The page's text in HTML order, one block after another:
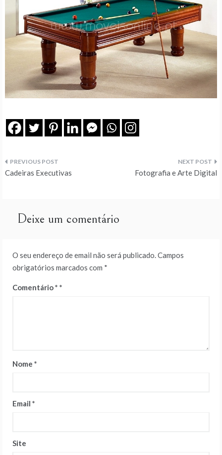
Navegação
artigos
Cadeiras Executivas Fotografia e Arte Digital
Deixe um comentário
O seu endereço de email não será publicado.Campos
obrigatórios marcados com *
Comentário*
Nome *
Email *
Site